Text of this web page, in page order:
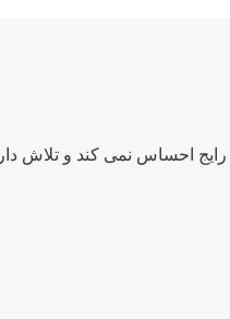
نمی کند و تلاش دارد